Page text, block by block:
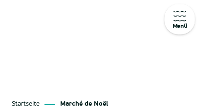
Menü
Startseite Marché de Noël